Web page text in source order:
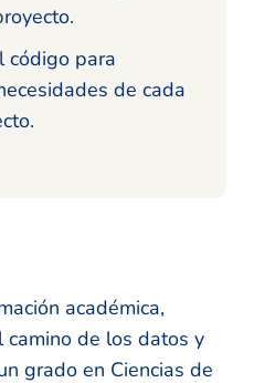
código para
de cada
académica,
de los datos y
grado en Ciencias de